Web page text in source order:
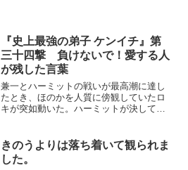
『史上最強の弟子 ケンイチ』第
三十四撃 負けないで！愛する人
が残した言葉
兼一とハーミットの戦いが最高潮に達し
たとき、ほのかを人質に傍観していたロ
キが突如動いた。ハーミットが決して逆
に業を煮やして、ロキは自ら手を下し
た。兼一はなすがままに...
きのうよりは落ち着いて観られま
した。